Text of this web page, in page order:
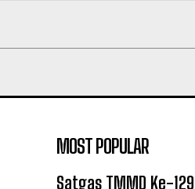
MOST POPULAR
Satgas TMMD Ke-